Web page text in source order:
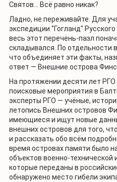
Святов… Всё равно никак?
Ладно, не переживайте. Для
экспедиции "Гогланд"
весь этот перечень-пазл
складывался. По отдельности
что объединяет эти факты,
ответ — Внешние острова
На протяжении десяти лет
поисковые мероприятия в
эксперты РГО — учёные,
летопись Внешних островов
имеющиеся и ищут новые
внешних островов для того,
и рассказать обо всём
время островах памяти было
объектов военно-технической
которые переданы в
обнаружено место гибели